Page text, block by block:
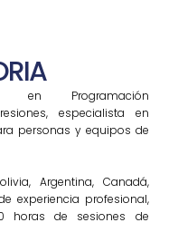
en Programación
especialista en
personas y equipos de
Argentina, Canadá,
experiencia profesional,
horas de sesiones de